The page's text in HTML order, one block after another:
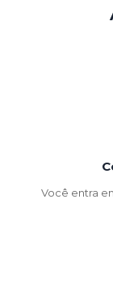
Você entra